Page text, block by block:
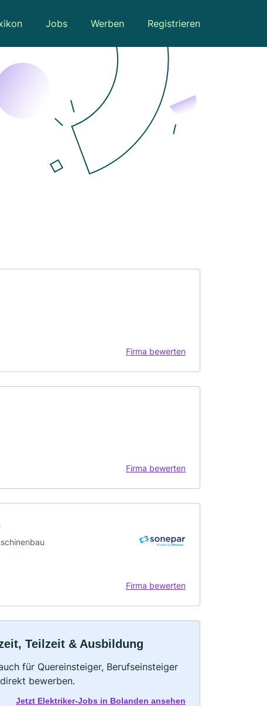
Jobs Werben Registrieren
Firma bewerten
Firma bewerten
Firma bewerten
Teilzeit & Ausbildung
für Quereinsteiger, Berufseinsteiger
bewerben.
Jetzt Elektriker-Jobs in Bolanden ansehen